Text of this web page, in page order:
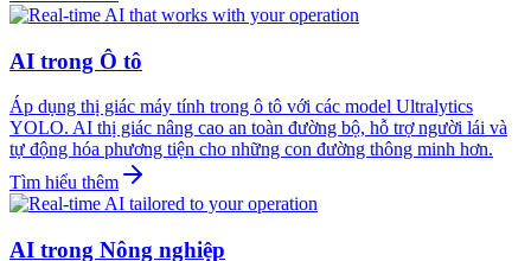
AI trong Ô tô
Áp dụng thị giác máy tính trong ô tô với các model Ultralytics
YOLO. AI thị giác nâng cao an toàn đường bộ, hỗ trợ người lái và
tự động hóa phương tiện cho những con đường thông minh hơn.
Tìm hiểu thêm
AI trong Nông nghiệp